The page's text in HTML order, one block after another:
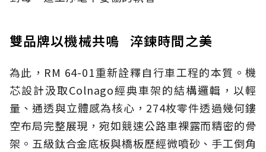
雙品牌以機械共鳴 淬鍊時間之美
為此，RM 64-01重新詮釋自行車工程的本質。機
芯設計汲取Colnago經典車架的結構邏輯，以輕
量、通透與立體感為核心，274枚零件透過幾何鏤
空布局完整展現，宛如競速公路車裸露而精密的骨
架。五級鈦合金底板與橋板歷經微噴砂、手工倒角